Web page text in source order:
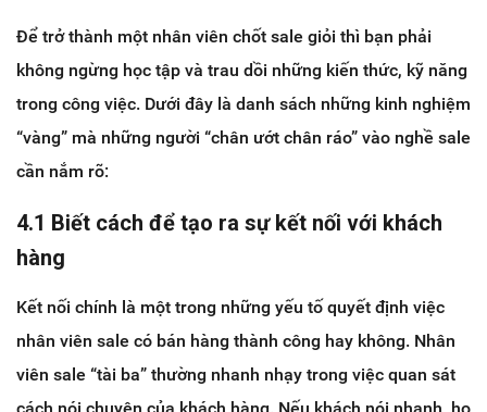
Để trở thành một nhân viên chốt sale giỏi thì bạn phải
không ngừng học tập và trau dồi những kiến thức, kỹ năng
trong công việc. Dưới đây là danh sách những kinh nghiệm
“vàng” mà những người “chân ướt chân ráo” vào nghề sale
cần nắm rõ:
4.1 Biết cách để tạo ra sự kết nối với khách
hàng
Kết nối chính là một trong những yếu tố quyết định việc
nhân viên sale có bán hàng thành công hay không. Nhân
viên sale “tài ba” thường nhanh nhạy trong việc quan sát
cách nói chuyện của khách hàng. Nếu khách nói nhanh, họ